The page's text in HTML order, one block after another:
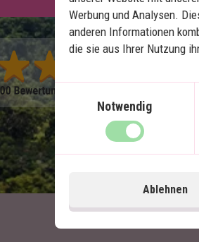
Werbung und Analysen.
anderen Informationen
die sie aus Ihrer Nutzung
Notwendig
Ablehnen